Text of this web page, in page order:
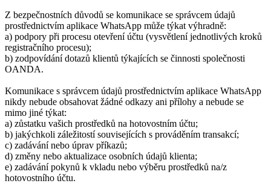
Z bezpečnostních důvodů se komunikace se správcem údajů
prostřednictvím aplikace WhatsApp může týkat výhradně:
a) podpory při procesu otevření účtu (vysvětlení jednotlivých kroků
registračního procesu);
b) zodpovídání dotazů klientů týkajících se činnosti společnosti
OANDA.
Komunikace s správcem údajů prostřednictvím aplikace WhatsApp
nikdy nebude obsahovat žádné odkazy ani přílohy a nebude se
mimo jiné týkat:
a) zůstatku vašich prostředků na hotovostním účtu;
b) jakýchkoli záležitostí souvisejících s prováděním transakcí;
c) zadávání nebo úprav příkazů;
d) změny nebo aktualizace osobních údajů klienta;
e) zadávání pokynů k vkladu nebo výběru prostředků na/z
hotovostního účtu.